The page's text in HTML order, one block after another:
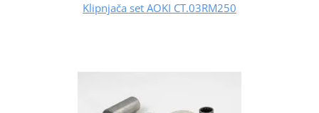
Klipnjača set AOKI CT.03RM250